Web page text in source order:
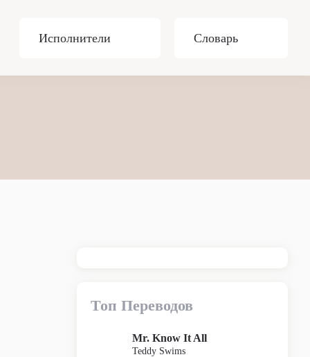
Исполнители Словарь
Топ Переводов
Mr. Know It All
Teddy Swims